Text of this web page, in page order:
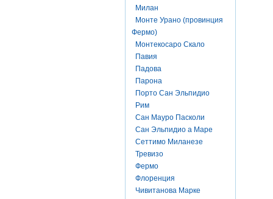
Милан
Монте Урано (провинция
Фермо)
Монтекосаро Скало
Павия
Падова
Парона
Порто Сан Эльпидио
Рим
Сан Мауро Пасколи
Сан Эльпидио а Маре
Сеттимо Миланезе
Тревизо
Фермо
Флоренция
Чивитанова Марке